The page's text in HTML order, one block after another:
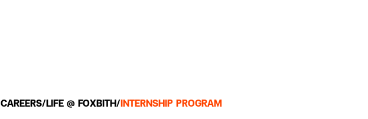
CAREERS/LIFE @ FOXBITH/INTERNSHIP PROGRAM